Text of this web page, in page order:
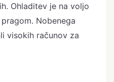
Ohladitev je na voljo
Nobenega
visokih računov za